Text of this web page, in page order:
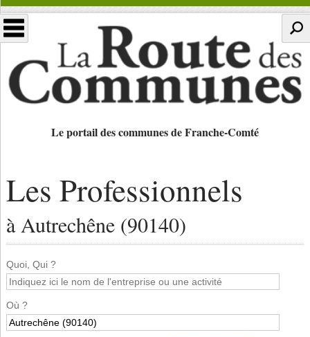
Le portail des communes de Franche-Comté
Les Professionnels
à Autrechêne (90140)
Quoi, Qui ?
Où ?